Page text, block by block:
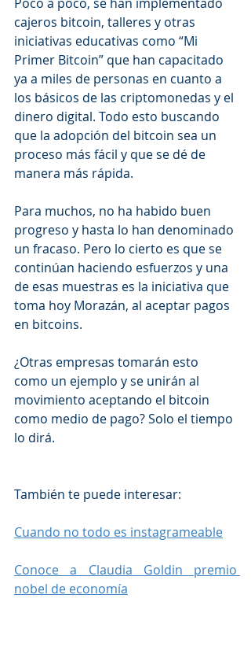
cajeros bitcoin, talleres y otras
iniciativas educativas como “Mi
Primer Bitcoin” que han capacitado
ya a miles de personas en cuanto a
los básicos de las criptomonedas y el
dinero digital. Todo esto buscando
que la adopción del bitcoin sea un
proceso más fácil y que se dé de
manera más rápida.
Para muchos, no ha habido buen
progreso y hasta lo han denominado
un fracaso. Pero lo cierto es que se
continúan haciendo esfuerzos y una
de esas muestras es la iniciativa que
toma hoy Morazán, al aceptar pagos
en bitcoins.
¿Otras empresas tomarán esto
como un ejemplo y se unirán al
movimiento aceptando el bitcoin
como medio de pago? Solo el tiempo
lo dirá.
También te puede interesar:
Cuando no todo es instagrameable
Conoce a Claudia Goldin premio
nobel de economía